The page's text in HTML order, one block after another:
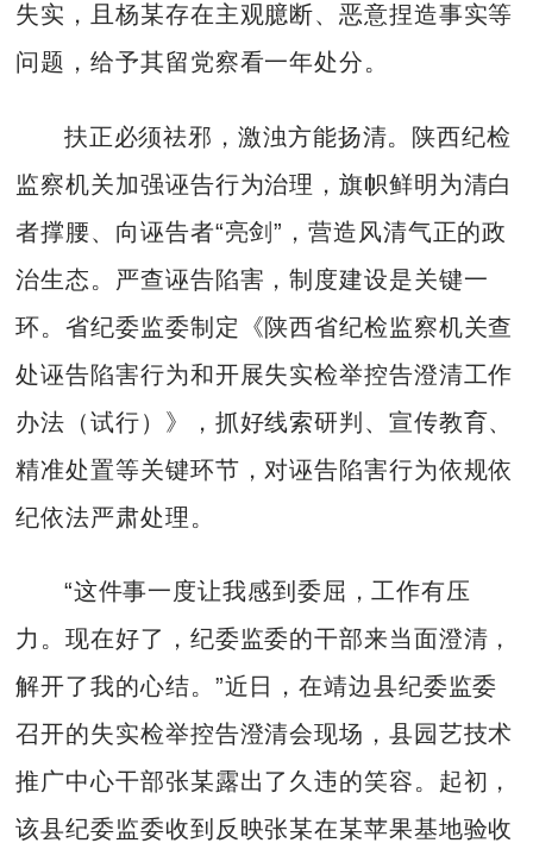
失实，且杨某存在主观臆断、恶意捏造事实等
问题，给予其留党察看一年处分。
扶正必须祛邪，激浊方能扬清。陕西纪检
监察机关加强诬告行为治理，旗帜鲜明为清白
者撑腰、向诬告者“亮剑”，营造风清气正的政
治生态。严查诬告陷害，制度建设是关键一
环。省纪委监委制定《陕西省纪检监察机关查
处诬告陷害行为和开展失实检举控告澄清工作
办法（试行）》，抓好线索研判、宣传教育、
精准处置等关键环节，对诬告陷害行为依规依
纪依法严肃处理。
“这件事一度让我感到委屈，工作有压
力。现在好了，纪委监委的干部来当面澄清，
解开了我的心结。”近日，在靖边县纪委监委
召开的失实检举控告澄清会现场，县园艺技术
推广中心干部张某露出了久违的笑容。起初，
该县纪委监委收到反映张某在某苹果基地验收